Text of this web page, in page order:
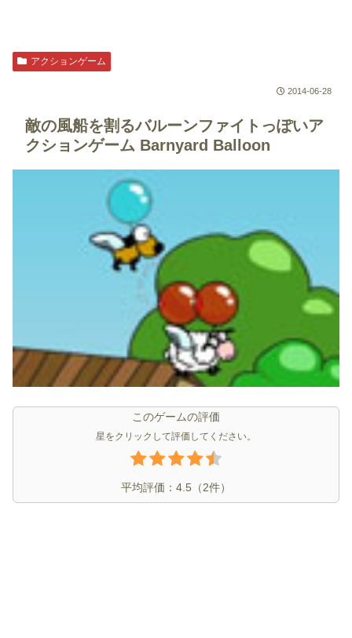
アクションゲーム
2014-06-28
敵の風船を割るバルーンファイトっぽいア
クションゲーム Barnyard Balloon
このゲームの評価
星をクリックして評価してください。
平均評価： 4.5 （2件）